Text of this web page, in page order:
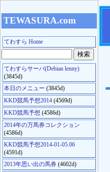
TEWASURA.com
てわすら Home
てわすらサーバ(Debian lenny)
(3845d)
本日のメニュー (3845d)
KKD競馬予想2014 (4569d)
KKD競馬予想 (4586d)
2014年の万馬券コレクション
(4586d)
KKD競馬予想2014-01-05.06
(4591d)
2013年思い出の馬券 (4602d)